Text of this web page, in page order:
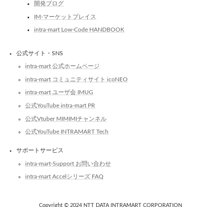
開発ブログ
IM-マーケットプレイス
intra-mart Low-Code HANDBOOK
公式サイト・SNS
intra-mart 公式ホームページ
intra-mart コミュニティサイト icoNEO
intra-mart ユーザ会 IMUG
公式YouTube intra-mart PR
公式Vtuber MIMIMIチャンネル
公式YouTube INTRAMART Tech
サポートサービス
intra-mart-Support お問い合わせ
intra-mart Accelシリーズ FAQ
Copyright © 2024 NTT DATA INTRAMART CORPORATION